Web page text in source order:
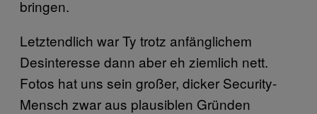
bringen.
Letztendlich war Ty trotz anfänglichem
Desinteresse dann aber eh ziemlich nett.
Fotos hat uns sein großer, dicker Security-
Mensch zwar aus plausiblen Gründen